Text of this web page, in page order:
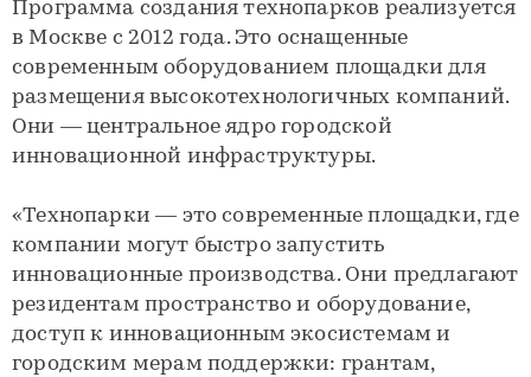
Программа создания технопарков реализуется
в Москве с 2012 года. Это оснащенные
современным оборудованием площадки для
размещения высокотехнологичных компаний.
Они — центральное ядро городской
инновационной инфраструктуры.
«Технопарки — это современные площадки, где
компании могут быстро запустить
инновационные производства. Они предлагают
резидентам пространство и оборудование,
доступ к инновационным экосистемам и
городским мерам поддержки: грантам,